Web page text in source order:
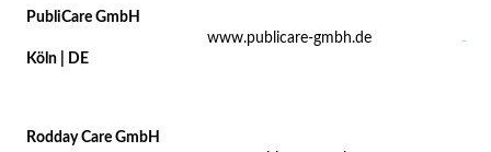
PubliCare GmbH
Köln | DE
www.publicare-gmbh.de
Rodday Care GmbH